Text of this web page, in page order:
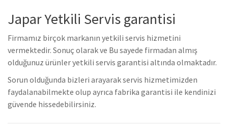
Japar Yetkili Servis garantisi
Firmamız birçok markanın yetkili servis hizmetini
vermektedir. Sonuç olarak ve Bu sayede firmadan almış
olduğunuz ürünler yetkili servis garantisi altında olmaktadır.
Sorun olduğunda bizleri arayarak servis hizmetimizden
faydalanabilmekte olup ayrıca fabrika garantisi ile kendinizi
güvende hissedebilirsiniz.